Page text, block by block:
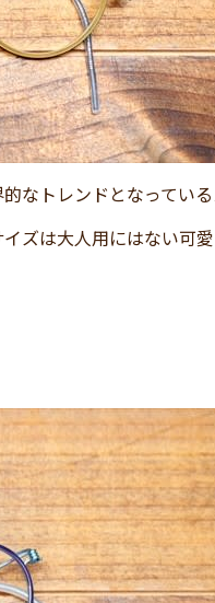
なトレンドとなっている
ズは大人用にはない可